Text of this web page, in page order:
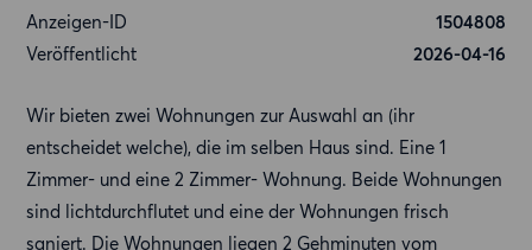
Anzeigen-ID
1504808
Veröffentlicht
2026-04-16
Wir bieten zwei Wohnungen zur Auswahl an (ihr
entscheidet welche), die im selben Haus sind. Eine 1
Zimmer- und eine 2 Zimmer- Wohnung. Beide Wohnungen
sind lichtdurchflutet und eine der Wohnungen frisch
saniert. Die Wohnungen liegen 2 Gehminuten vom